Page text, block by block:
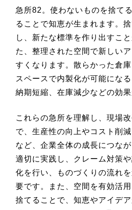
急所82。使わないものを捨て
ることで知恵が生まれます。
し、新たな標準を作り出すこ
た、整理された空間で新しい
すくなります。散らかった倉
スペースで内製化が可能にな
納期短縮、在庫減少などの効果
これらの急所を理解し、現場
で、生産性の向上やコスト削
など、企業全体の成長につな
適切に実践し、クレーム対策
化を行い、ものづくりの流れ
要です。また、空間を有効活
捨てることで、知恵やアイデ